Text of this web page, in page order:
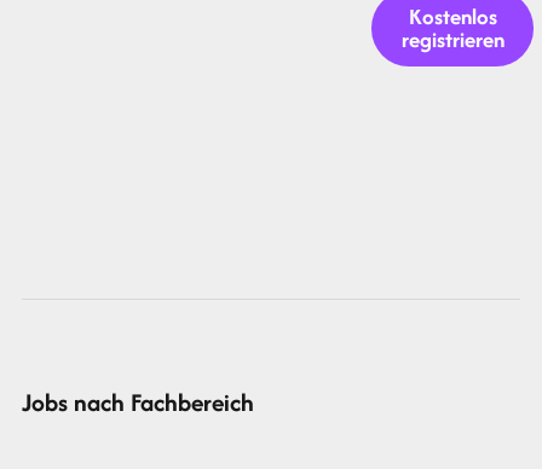
Kostenlos
registrieren
Jobs nach Fachbereich